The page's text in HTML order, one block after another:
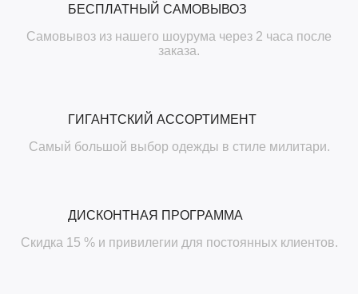
БЕСПЛАТНЫЙ САМОВЫВОЗ
Самовывоз из нашего шоурума через 2 часа после
заказа.
ГИГАНТСКИЙ АССОРТИМЕНТ
Самый большой выбор одежды в стиле милитари.
ДИСКОНТНАЯ ПРОГРАММА
Скидка 15 % и привилегии для постоянных клиентов.